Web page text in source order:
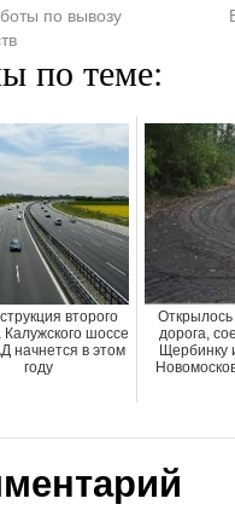
по вывозу
по теме:
второго
Калужского шоссе
начнется в этом
году
дорога,
Щербинку